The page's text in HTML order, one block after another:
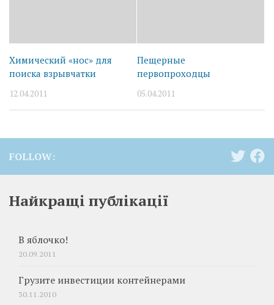
Химический «нос» для
поиска взрывчатки
12.04.2011
Пещерные
первопроходцы
05.04.2011
FOLLOW:
Найкращі публікації
В яблочко!
20.09.2011
Грузите инвестиции контейнерами
30.11.2010